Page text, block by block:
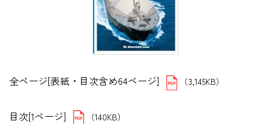
全ページ[表紙・目次含め64ページ] （3,145KB）
目次[1ページ] （140KB）